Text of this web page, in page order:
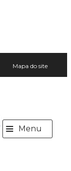
Mapa do site
≡ Menu